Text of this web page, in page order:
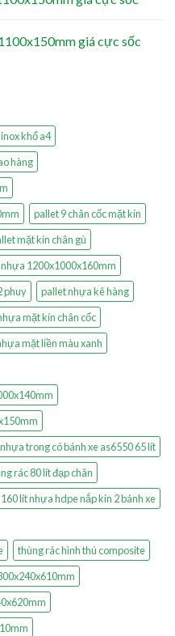
giá cực sốc
khổ a4
hàng
pallet 9 chân cốc mặt kín
mặt kín chân gù
1200x1000x160mm
phuy
pallet nhựa kê hàng
mặt kín chân cốc
mặt liền màu xanh
trong có bánh xe as6550 65 lít
rác 80 lít đạp chân
lít nhựa hdpe nắp kín 2 bánh xe
thùng rác hình thú composite